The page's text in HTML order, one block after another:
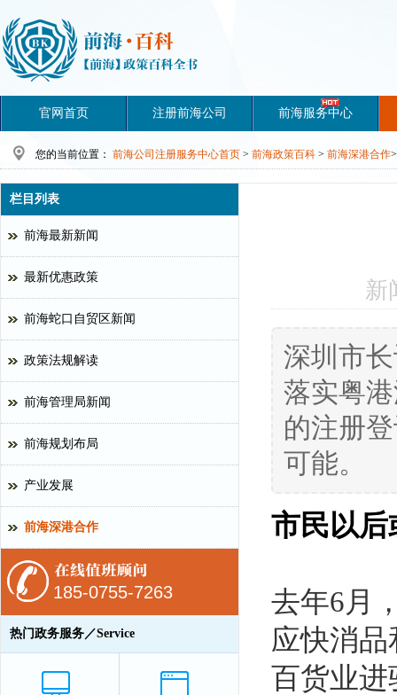
官网首页 注册前海公司 前海服务中心
您的当前位置： 前海公司注册服务中心首页 > 前海政策百科 > 前海深港合作>
新
深圳市
落实粤
的注册
可能。
市民以后
去年6月
应快消
百货业进
栏目列表
前海最新新闻
最新优惠政策
前海蛇口自贸区新闻
政策法规解读
前海管理局新闻
前海规划布局
产业发展
前海深港合作
185-0755-7263
热门政务服务／Service